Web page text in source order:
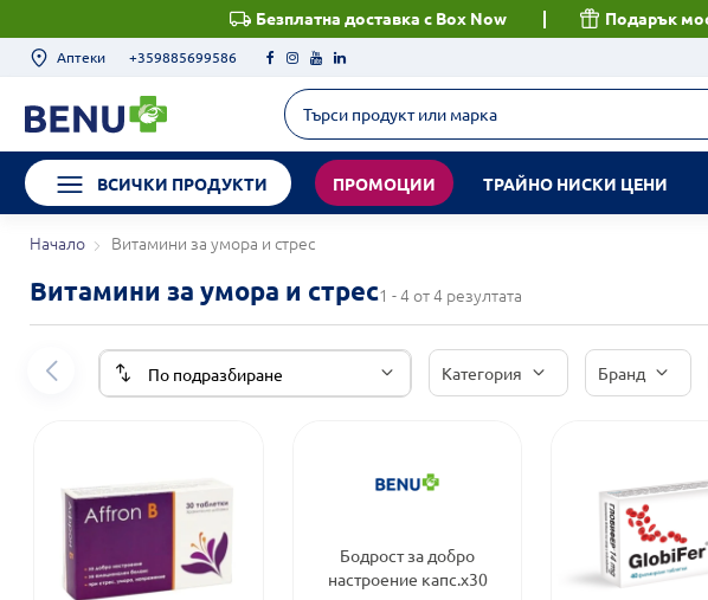
Безплатна доставка с Box Now Подарък
Аптеки +359885699586
ВСИЧКИ ПРОДУКТИ ПРОМОЦИИ ТРАЙНО НИСКИ ЦЕНИ
Начало Витамини за умора и стрес
Витамини за умора и стрес1 - 4 от 4 резултата
Категория Бранд
Бодрост за добро
настроение капс.х30